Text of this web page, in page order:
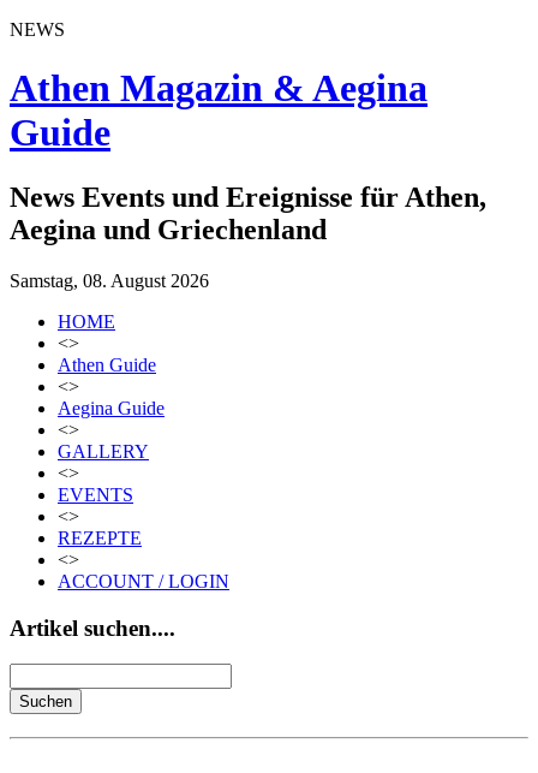
NEWS
Athen Magazin & Aegina
Guide
News Events und Ereignisse für Athen,
Aegina und Griechenland
Samstag, 08. August 2026
HOME
<>
Athen Guide
<>
Aegina Guide
<>
GALLERY
<>
EVENTS
<>
REZEPTE
<>
ACCOUNT / LOGIN
Artikel suchen....